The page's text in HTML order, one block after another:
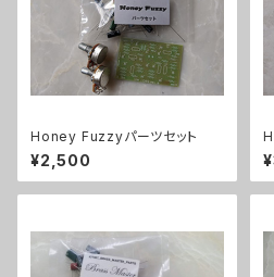
Honey Fuzzyパーツセット
¥2,500